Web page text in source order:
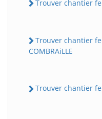
Trouver chantier
Trouver chantier
COMBRAiLLE
Trouver chantier